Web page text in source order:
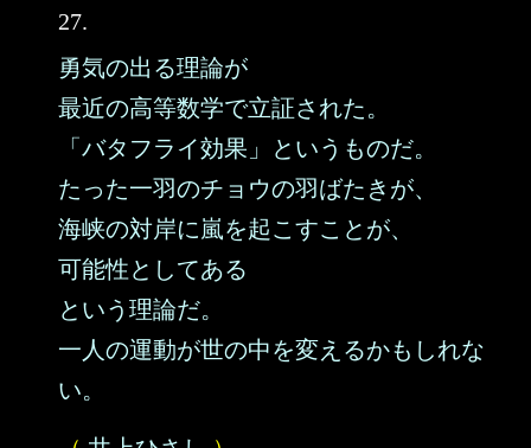
27.
勇気の出る理論が
最近の高等数学で立証された。
「バタフライ効果」というものだ。
たった一羽のチョウの羽ばたきが、
海峡の対岸に嵐を起こすことが、
可能性としてある
という理論だ。
一人の運動が世の中を変えるかもしれな
い。